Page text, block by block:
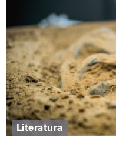
Literatura